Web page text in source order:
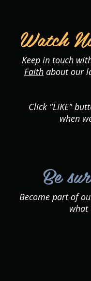
Watch
Keep in touch
Faith about our
Click "LIKE"
when
Be
Become part of
what